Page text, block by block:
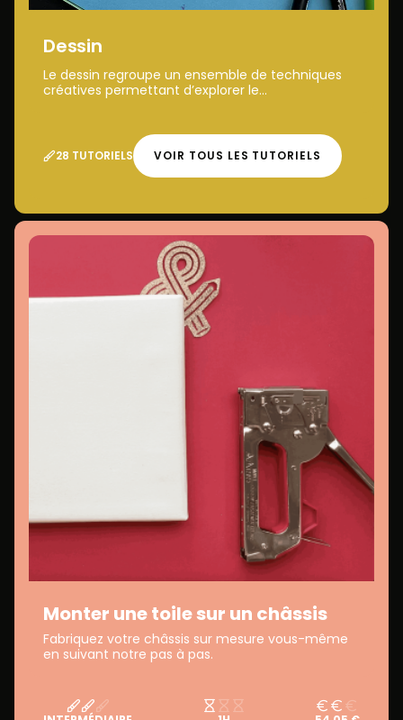
Dessin
Le dessin regroupe un ensemble de techniques
créatives permettant d’explorer le...
28 TUTORIELS VOIR TOUS LES TUTORIELS
Monter une toile sur un châssis
Fabriquez votre châssis sur mesure vous-même
en suivant notre pas à pas.